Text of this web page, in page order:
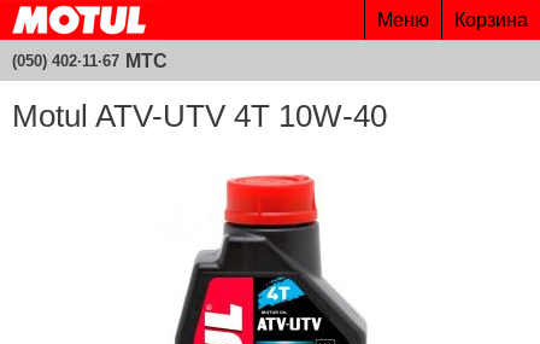
Motul ATV-UTV 4T 10W-40
Меню Корзина
(050) 402·11·67 МТС